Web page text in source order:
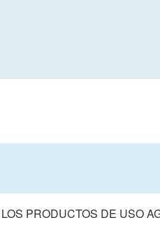
PRODUCTOS DE USO